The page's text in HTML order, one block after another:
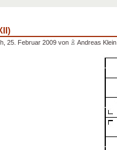
25. Februar 2009 von Andreas Klein